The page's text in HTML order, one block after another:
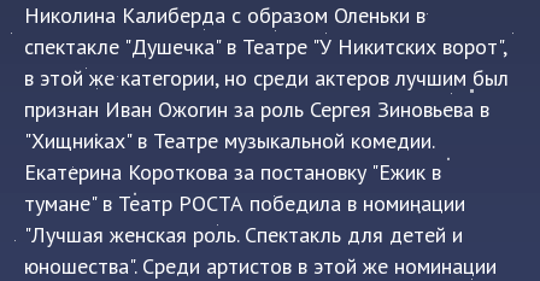
Николина Калиберда с образом Оленьки в
спектакле "Душечка" в Театре "У Никитских ворот",
в этой же категории, но среди актеров лучшим был
признан Иван Ожогин за роль Сергея Зиновьева в
"Хищниках" в Театре музыкальной комедии.
Екатерина Короткова за постановку "Ежик в
тумане" в Театр РОСТА победила в номинации
"Лучшая женская роль. Спектакль для детей и
юношества". Среди артистов в этой же номинации